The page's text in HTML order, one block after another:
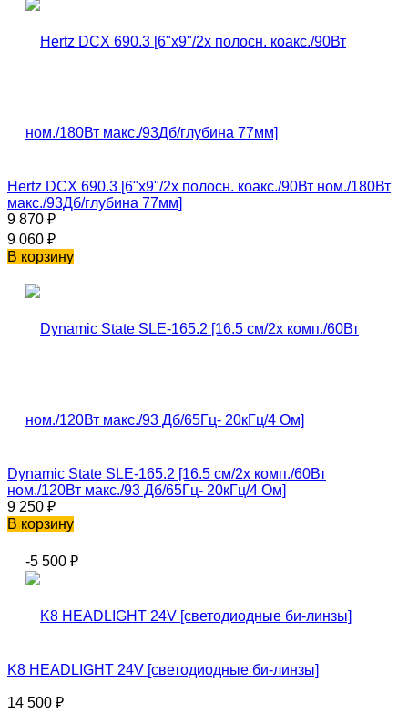
Hertz DCX 690.3 [6"x9"/2х полосн. коакс./90Вт ном./180Вт
макс./93Дб/глубина 77мм]
9 870 ₽
9 060 ₽
В корзину
Dynamic State SLE-165.2 [16.5 см/2х комп./60Вт
ном./120Вт макс./93 Дб/65Гц- 20кГц/4 Ом]
9 250 ₽
В корзину
-5 500 ₽
K8 HEADLIGHT 24V [светодиодные би-линзы]
14 500 ₽